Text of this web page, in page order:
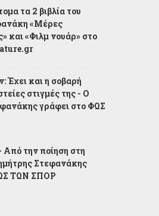
τα 2 βιβλία του
«Μέρες
και «Φιλμ νουάρ» στο
Έχει και η σοβαρή
στιγμές της - Ο
γράφει στο ΦΩΣ
την ποίηση στη
Στεφανάκης
ΤΩΝ ΣΠΟΡ